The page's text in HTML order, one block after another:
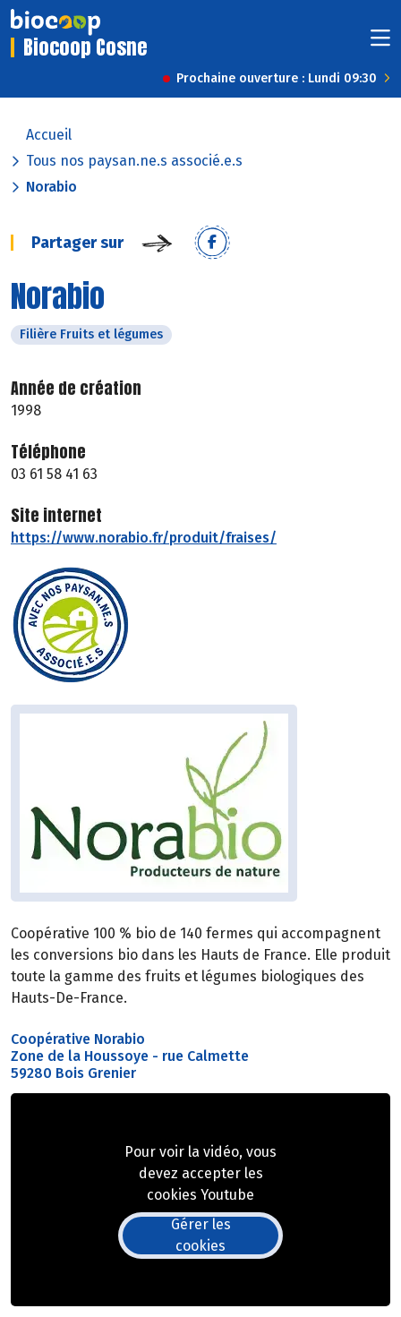
Biocoop Cosne
Prochaine ouverture : Lundi 09:30
Accueil
Tous nos paysan.ne.s associé.e.s
Norabio
Partager sur
Norabio
Filière Fruits et légumes
Année de création
1998
Téléphone
03 61 58 41 63
Site internet
https://www.norabio.fr/produit/fraises/
Coopérative 100 % bio de 140 fermes qui accompagnent
les conversions bio dans les Hauts de France. Elle produit
toute la gamme des fruits et légumes biologiques des
Hauts-De-France.
Coopérative Norabio
Zone de la Houssoye - rue Calmette
59280 Bois Grenier
Pour voir la vidéo, vous
devez accepter les
cookies Youtube
Gérer les
cookies